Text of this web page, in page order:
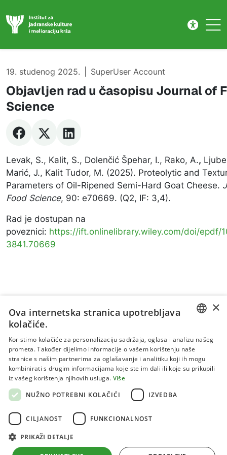
19. studenog 2025. SuperUser Account
Objavljen rad u časopisu Journal of
Science
Levak, S., Kalit, S., Dolenčić Špehar, I., Rako, A.,
Marić, J., Kalit Tudor, M. (2025). Proteolytic and
Parameters of Oil-Ripened Semi-Hard Goat Cheese.
Food Science, 90: e70669. (Q2, IF: 3,4).
Rad je dostupan na
poveznici: https://ift.onlinelibrary.wiley.com/doi/epdf/
3841.70669
Uvjeti korištenja
Politika privatnosti
Kolačići
ENGLISH
×
Ova internetska stranica upotrebljava
kolačiće.
Koristimo kolačiće za personalizaciju sadržaja, oglasa i analizu našeg
prometa. Također dijelimo informacije o vašem korištenju naše
stranice s našim partnerima za oglašavanje i analitiku koji ih mogu
kombinirati s drugim informacijama koje ste im dali ili koje su prikupili
iz vašeg korištenja njihovih usluga. Više
NUŽNO POTREBNI KOLAČIĆI
IZVEDBA
CILJANOST FUNKCIONALNOST
PRIKAŽI DETALJE